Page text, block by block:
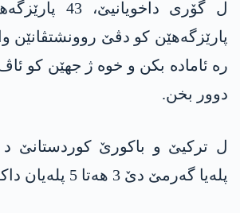
ل گۆری
پارێزگەھێن کو دڤێ روونشتڤانێن
رە ئامادە بکن و خوە ژ جھێن کو
دوور بخن.
ل ترکیێ و باکورێ کوردستانێ
پلەیا گەرمێ دێ 3 ھەتا 5 پلەیان داکەڤە.